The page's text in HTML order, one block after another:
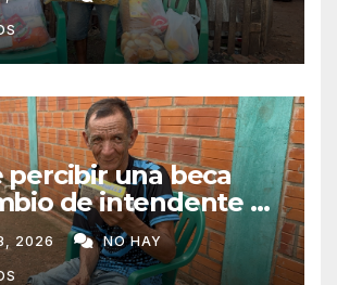
percibir una beca
de intendente y
caramelos para
2026 NO HAY